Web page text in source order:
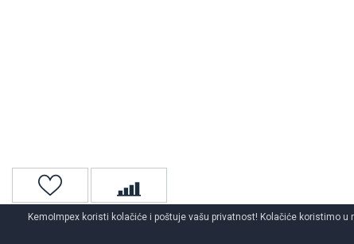
KemoImpex koristi kolačiće i poštuje vašu privatnost! Kolačiće koristimo